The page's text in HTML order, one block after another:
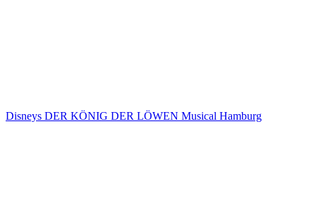
Disneys DER KÖNIG DER LÖWEN Musical Hamburg